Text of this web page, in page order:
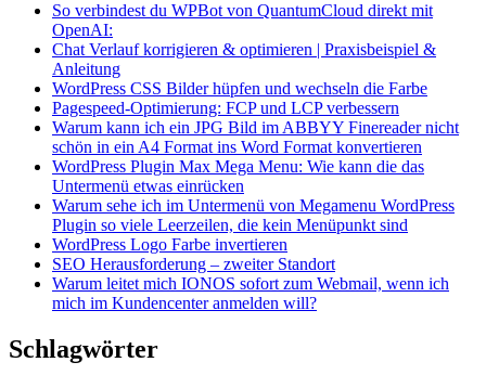
So verbindest du WPBot von QuantumCloud direkt mit
OpenAI:
Chat Verlauf korrigieren & optimieren | Praxisbeispiel &
Anleitung
WordPress CSS Bilder hüpfen und wechseln die Farbe
Pagespeed-Optimierung: FCP und LCP verbessern
Warum kann ich ein JPG Bild im ABBYY Finereader nicht
schön in ein A4 Format ins Word Format konvertieren
WordPress Plugin Max Mega Menu: Wie kann die das
Untermenü etwas einrücken
Warum sehe ich im Untermenü von Megamenu WordPress
Plugin so viele Leerzeilen, die kein Menüpunkt sind
WordPress Logo Farbe invertieren
SEO Herausforderung – zweiter Standort
Warum leitet mich IONOS sofort zum Webmail, wenn ich
mich im Kundencenter anmelden will?
Schlagwörter